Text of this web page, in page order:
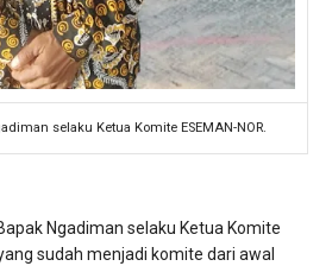
selaku Ketua Komite ESEMAN-NOR.
Ngadiman selaku Ketua Komite
sudah menjadi komite dari awal